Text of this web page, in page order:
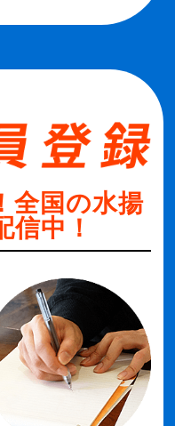
全国の水揚
信中！